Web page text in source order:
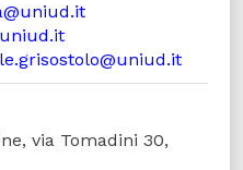
via Tomadini 30,